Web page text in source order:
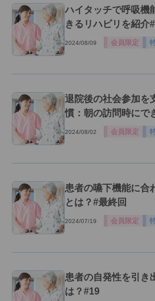
ハイタッチで呼吸機
きるリハビリを紹介
2024/08/09 会員限定
退院後の社会参加を
慣：朝の訪問時にで
2024/08/02 会員限定
患者の嚥下機能に合
とは？#最終回
2024/07/19 会員限定
患者の自発性を引き
は？#19